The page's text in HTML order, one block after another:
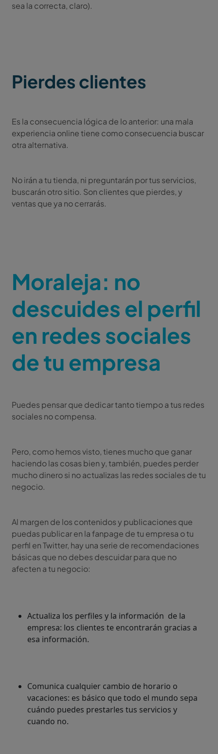
sea la correcta, claro).
Pierdes clientes
Es la consecuencia lógica de lo anterior: una mala
experiencia online tiene como consecuencia buscar
otra alternativa.
No irán a tu tienda, ni preguntarán por tus servicios,
buscarán otro sitio. Son clientes que pierdes, y
ventas que ya no cerrarás.
Moraleja: no
descuides el perfil
en redes sociales
de tu empresa
Puedes pensar que dedicar tanto tiempo a tus redes
sociales no compensa.
Pero, como hemos visto, tienes mucho que ganar
haciendo las cosas bien y, también, puedes perder
mucho dinero si no actualizas las redes sociales de tu
negocio.
Al margen de los contenidos y publicaciones que
puedas publicar en la fanpage de tu empresa o tu
perfil en Twitter, hay una serie de recomendaciones
básicas que no debes descuidar para que no
afecten a tu negocio:
Actualiza los perfiles y la información de la
empresa: los clientes te encontrarán gracias a
esa información.
Comunica cualquier cambio de horario o
vacaciones: es básico que todo el mundo sepa
cuándo puedes prestarles tus servicios y
cuando no.